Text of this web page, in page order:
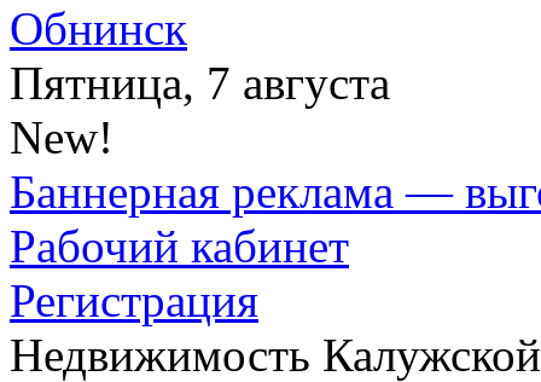
Обнинск
Пятница, 7 августа
New!
Баннерная реклама —
Рабочий кабинет
Регистрация
Недвижимость